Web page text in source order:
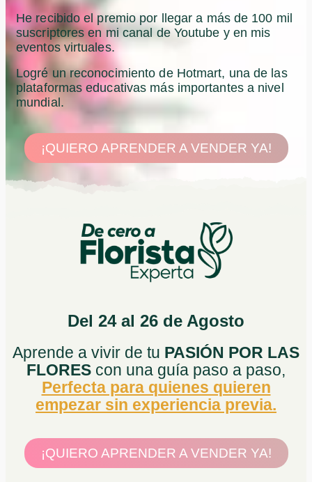
He recibido el premio por llegar a más de 100 mil
suscriptores en mi canal de Youtube y en mis
eventos virtuales.
Logré un reconocimiento de Hotmart, una de las
plataformas educativas más importantes a nivel
mundial.
¡QUIERO APRENDER A VENDER YA!
Del 24 al 26 de Agosto
Aprende a vivir de tu PASIÓN POR LAS
FLORES con una guía paso a paso,
Perfecta para quienes quieren
empezar sin experiencia previa.
¡QUIERO APRENDER A VENDER YA!